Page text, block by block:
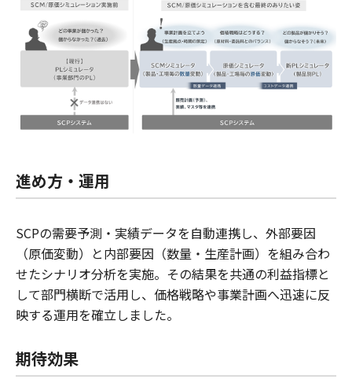
進め方・運用
SCPの需要予測・実績データを自動連携し、外部要因
（原価変動）と内部要因（数量・生産計画）を組み合わ
せたシナリオ分析を実施。その結果を共通の利益指標と
して部門横断で活用し、価格戦略や事業計画へ迅速に反
映する運用を確立しました。
期待効果